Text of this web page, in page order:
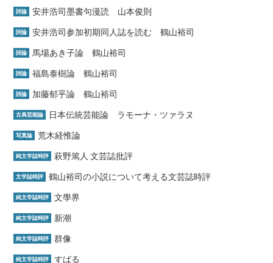
詩論 安井浩司墨書句漫読 山本俊則
詩論 安井浩司参加初期同人誌を読む 鶴山裕司
詩論 馬場あき子論 鶴山裕司
詩論 福島泰樹論 鶴山裕司
詩論 加藤郁乎論 鶴山裕司
古典芸能論 日本伝統芸能論 ラモーナ・ツァラヌ
写真論 荒木経惟論
純文学誌時評 萩野篤人 文芸誌批評
文学誌時評 鶴山裕司の小説について考える文芸誌時評
純文学誌時評 文學界
純文学誌時評 新潮
純文学誌時評 群像
純文学誌時評 すばる